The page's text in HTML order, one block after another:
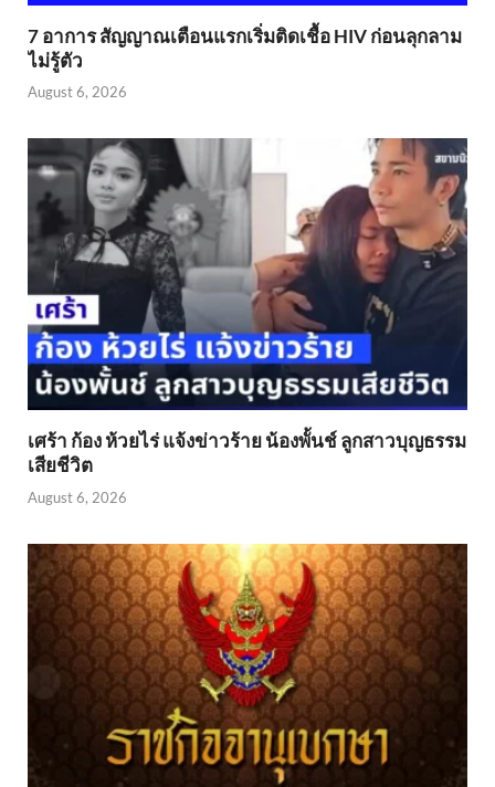
7 อาการ สัญญาณเตือนแรกเริ่มติดเชื้อ HIV ก่อนลุกลาม
ไม่รู้ตัว
August 6, 2026
เศร้า ก้อง ห้วยไร่ แจ้งข่าวร้าย น้องพั้นช์ ลูกสาวบุญธรรม
เสียชีวิต
August 6, 2026